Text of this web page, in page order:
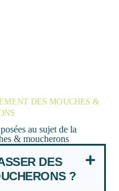
DES MOUCHES &
au sujet de la
& moucherons
DES
?